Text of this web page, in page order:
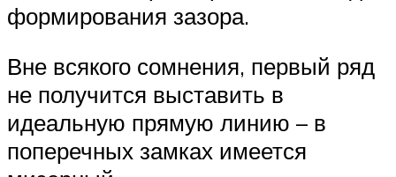
формирования зазора.
Вне всякого сомнения, первый ряд
не получится выставить в
идеальную прямую линию – в
поперечных замках имеется